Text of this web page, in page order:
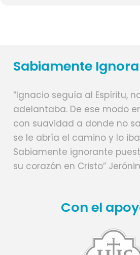
Sabiamente
“Ignacio seguía al Espíritu,
adelantaba. De ese modo
con suavidad a donde no
se le abría el camino y lo
Sabiamente ignorante
su corazón en Cristo”
Con el